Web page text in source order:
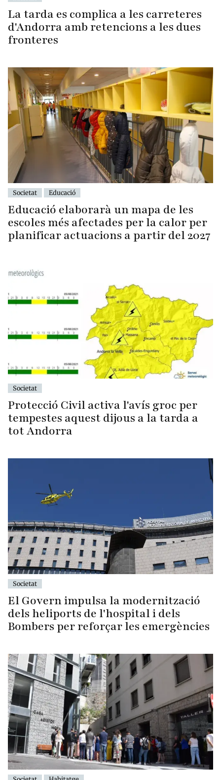
La tarda es complica a les carreteres
d'Andorra amb retencions a les dues
fronteres
Societat Educació
Educació elaborarà un mapa de les
escoles més afectades per la calor per
planificar actuacions a partir del 2027
Societat
Protecció Civil activa l'avís groc per
tempestes aquest dijous a la tarda a
tot Andorra
Societat
El Govern impulsa la modernització
dels heliports de l'hospital i dels
Bombers per reforçar les emergències